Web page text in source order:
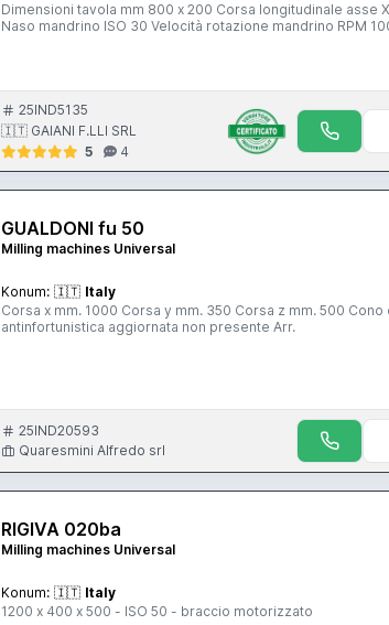
Dimensioni tavola mm 800 x 200 Corsa longitudinale asse X mm 500 Corsa trasversale asse Y mm 200 Corsa verticale asse Z mm 250
Naso mandrino ISO 30 Velocità
25IND5135
🇮🇹 GAIANI F.LLI SRL
5
4
GUALDONI fu 50
Milling machines Universal
Konum: 🇮🇹 Italy
Corsa x mm. 1000 Corsa y mm. 350 Corsa z mm. 500
antinfortunistica aggiornata non presente Arr.
25IND20593
Quaresmini Alfredo srl
RIGIVA 020ba
Milling machines Universal
Konum: 🇮🇹 Italy
1200 x 400 x 500 - ISO 50 - braccio motorizzato